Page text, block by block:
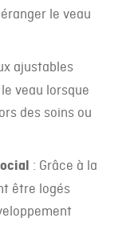
le veau
ajustables
veau lorsque
des soins ou
: Grâce à la
être logés